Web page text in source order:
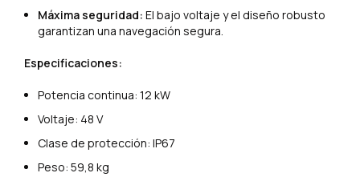
Máxima seguridad: El bajo voltaje y el diseño robusto
garantizan una navegación segura.
Especificaciones:
Potencia continua: 12 kW
Voltaje: 48 V
Clase de protección: IP67
Peso: 59,8 kg